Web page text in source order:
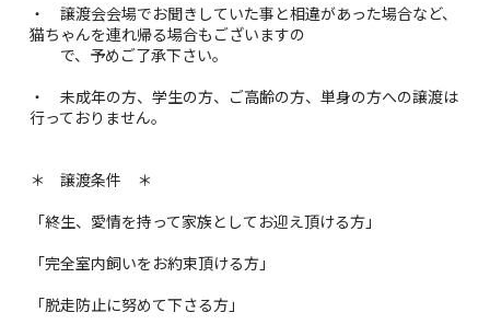
・ 譲渡会会場でお聞きしていた事と相違があった場合など、
猫ちゃんを連れ帰る場合もございますの
で、予めご了承下さい。
・ 未成年の方、学生の方、ご高齢の方、単身の方への譲渡は
行っておりません。
＊ 譲渡条件 ＊
「終生、愛情を持って家族としてお迎え頂ける方」
「完全室内飼いをお約束頂ける方」
「脱走防止に努めて下さる方」